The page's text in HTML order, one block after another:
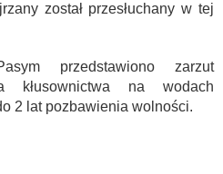
został przesłuchany w tej
przedstawiono zarzut
kłusownictwa na wodach
2 lat pozbawienia wolności.